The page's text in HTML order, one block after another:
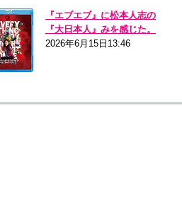
『エブエブ』に松本人志の
『大日本人』みを感じた。
2026年6月15日13:46